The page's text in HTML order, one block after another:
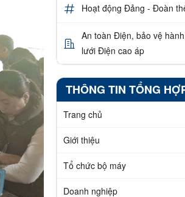
Hoạt động Đảng - Đoàn
An toàn Điện, bảo vệ
lưới Điện cao áp
THÔNG TIN TỔNG
Trang chủ
Giới thiệu
Tổ chức bộ máy
Doanh nghiệp